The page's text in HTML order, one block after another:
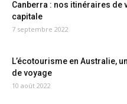
Canberra : nos itinéraires de
capitale
7 septembre 2022
L’écotourisme en Australie,
de voyage
10 août 2022